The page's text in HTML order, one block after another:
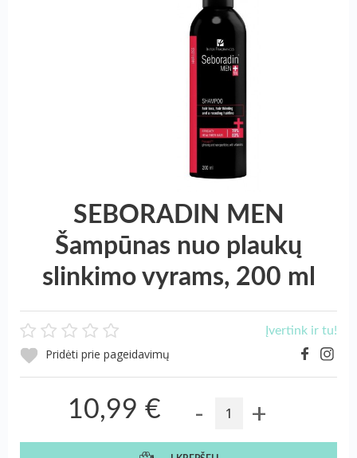
SEBORADIN MEN
Šampūnas nuo plaukų
slinkimo vyrams, 200 ml
Įvertink ir tu!
Pridėti prie pageidavimų
10,99 € - +